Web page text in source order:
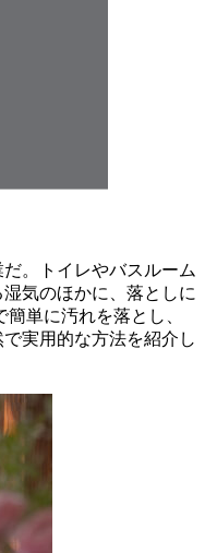
。トイレやバスルーム
気のほかに、落としに
単に汚れを落とし、
実用的な方法を紹介し